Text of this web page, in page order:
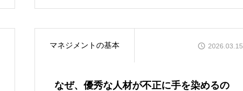
CONTENTS
マネジメントの基本 2026.03.15
なぜ、優秀な人材が不正に手を染めるの